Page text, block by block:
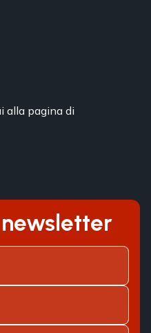
alla pagina di